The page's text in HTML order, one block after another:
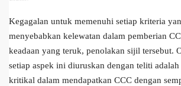
Kegagalan untuk memenuhi setiap kriteria
menyebabkan kelewatan dalam pemberian
keadaan yang teruk, penolakan sijil tersebut.
setiap aspek ini diuruskan dengan teliti
kritikal dalam mendapatkan CCC dengan